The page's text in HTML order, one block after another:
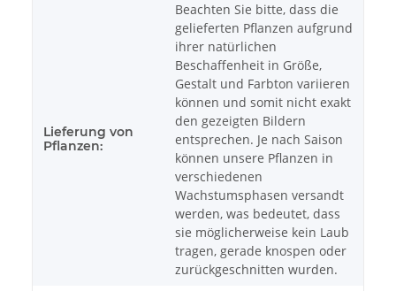
Lieferung von
Pflanzen:
Beachten Sie bitte, dass die
gelieferten Pflanzen aufgrund
ihrer natürlichen
Beschaffenheit in Größe,
Gestalt und Farbton variieren
können und somit nicht exakt
den gezeigten Bildern
entsprechen. Je nach Saison
können unsere Pflanzen in
verschiedenen
Wachstumsphasen versandt
werden, was bedeutet, dass
sie möglicherweise kein Laub
tragen, gerade knospen oder
zurückgeschnitten wurden.